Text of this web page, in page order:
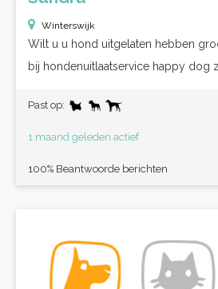
Winterswijk
Wilt u u hond uitgelaten hebben
bij hondenuitlaatservice happy dog
Past op:
1 maand geleden actief
100% Beantwoorde berichten